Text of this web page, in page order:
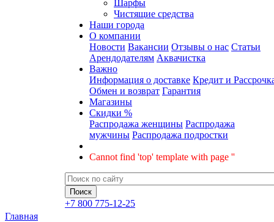
Шарфы
Чистящие средства
Наши города
О компании
Новости Вакансии Отзывы о нас Статьи
Арендодателям Аквачистка
Важно
Информация о доставке Кредит и
Обмен и возврат Гарантия
Магазины
Скидки %
Распродажа женщины Распродажа
мужчины Распродажа подростки
Cannot find 'top' template with page ''
+7 800 775-12-25
Главная